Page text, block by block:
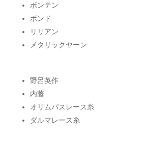
ボンテン
ボンド
リリアン
メタリックヤーン
野呂英作
内藤
オリムパスレース糸
ダルマレース糸